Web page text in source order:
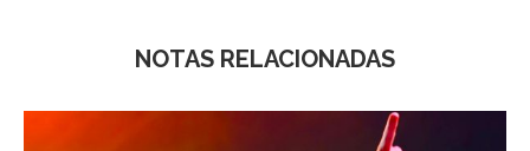
NOTAS RELACIONADAS